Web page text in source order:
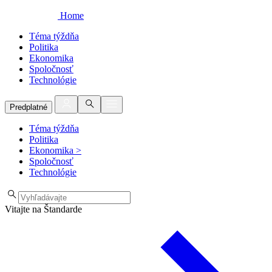
Home
Téma týždňa
Politika
Ekonomika
Spoločnosť
Technológie
Predplatné
Téma týždňa
Politika
Ekonomika >
Spoločnosť
Technológie
Vitajte na Štandarde